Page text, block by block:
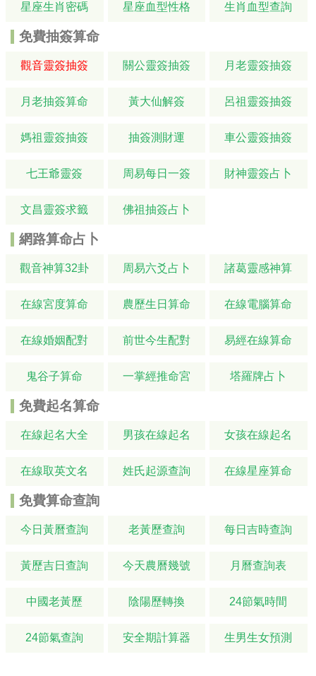
星座生肖密碼 星座血型性格 生肖血型查詢
免費抽簽算命
觀音靈簽抽簽 關公靈簽抽簽 月老靈簽抽簽
月老抽簽算命 黃大仙解簽 呂祖靈簽抽簽
媽祖靈簽抽簽 抽簽測財運 車公靈簽抽簽
七王爺靈簽 周易每日一簽 財神靈簽占卜
文昌靈簽求籤 佛祖抽簽占卜
網路算命占卜
觀音神算32卦 周易六爻占卜 諸葛靈感神算
在線宮度算命 農歷生日算命 在線電腦算命
在線婚姻配對 前世今生配對 易經在線算命
鬼谷子算命 一掌經推命宮 塔羅牌占卜
免費起名算命
在線起名大全 男孩在線起名 女孩在線起名
在線取英文名 姓氏起源查詢 在線星座算命
免費算命查詢
今日黃曆查詢 老黃歷查詢 每日吉時查詢
黃歷吉日查詢 今天農曆幾號 月曆查詢表
中國老黃歷 陰陽歷轉換 24節氣時間
24節氣查詢 安全期計算器 生男生女預測